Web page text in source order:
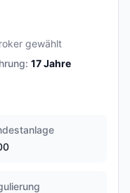
gewählt
17Jahre